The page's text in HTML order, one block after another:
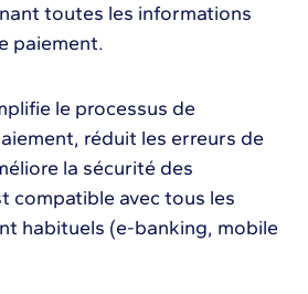
toutes les informations
paiement.
le processus de
réduit les erreurs de
la sécurité des
compatible avec tous les
habituels (e-banking, mobile